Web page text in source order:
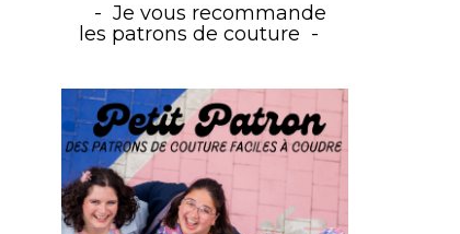
Je vous recommande
les patrons de couture